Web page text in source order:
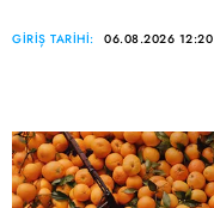
GİRİŞ TARİHİ: 06.08.2026 12:20